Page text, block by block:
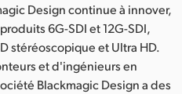
Design continue à innover,
6G-SDI et 12G-SDI,
stéréoscopique et Ultra HD.
et d'ingénieurs en
Blackmagic Design a des